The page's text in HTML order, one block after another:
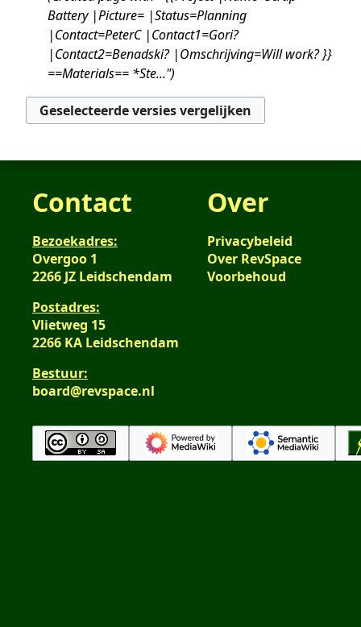
i
n
g
m
v
a
t
g
g
s
s
a
e
n
t
n
g
k
n
g
s
a
e
v
t
t
i
g
e
r
k
i
g
s
a
e
v
a
t
i
n
e
w
e
r
i
n
s
a
e
n
v
a
t
t
n
g
n
b
e
w
r
k
s
a
m
e
n
v
a
t
i
g
Battery |Picture= |Status=Planning
|Contact=PeterC |Contact1=Gori?
|Contact2=Benadski? |Omschrijving=Will work? }}
==Materials== *Ste..."
Contact
Bezoekadres:
Overgoo 1
2266 JZ Leidschendam
Postadres:
Vlietweg 15
2266 KA Leidschendam
Bestuur:
board@revspace.nl
Over
Privacybeleid
Over RevSpace
Voorbehoud